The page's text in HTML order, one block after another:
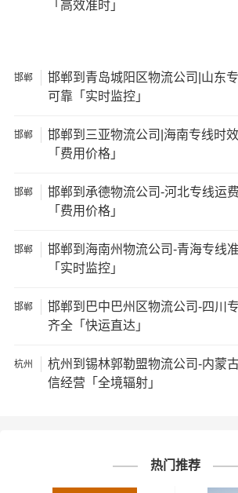
温馨提示
★ 本站所列邯郸到吉林物流专线费用与
需详细了解最低资费请电话咨询。
★ 由于货运运输比较特殊，请您托运之
运的所有物品；如果您的货物需要临时
★ 为了提高邯郸到吉林物流运输
意见汇报于您，非常感谢您对我们的支
的需求做出不懈的努力，您的满意就是
标签： # 吉林专线 # 吉林货运
# 邯郸专线
# 邯郸货运
「高效准时」
邯郸
邯郸到青岛城阳区物流公司|山东
可靠「实时监控」
邯郸
邯郸到三亚物流公司|海南专线时
「费用价格」
邯郸
邯郸到承德物流公司-河北专线运
「费用价格」
邯郸
邯郸到海南州物流公司-青海专线
「实时监控」
邯郸
邯郸到巴中巴州区物流公司-四川
齐全「快运直达」
杭州
杭州到锡林郭勒盟物流公司-内蒙
信经营「全境辐射」
热门推荐